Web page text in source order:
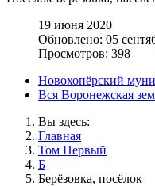
19 июня 2020
Обновлено: 05
Просмотров: 398
Новохопёрский
Вся Воронежская
Вы здесь:
Главная
Том Первый
Б
Берёзовка, посёлок